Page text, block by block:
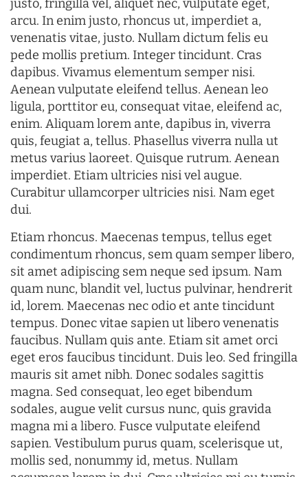
justo, fringilla vel, aliquet nec, vulputate eget,
arcu. In enim justo, rhoncus ut, imperdiet a,
venenatis vitae, justo. Nullam dictum felis eu
pede mollis pretium. Integer tincidunt. Cras
dapibus. Vivamus elementum semper nisi.
Aenean vulputate eleifend tellus. Aenean leo
ligula, porttitor eu, consequat vitae, eleifend ac,
enim. Aliquam lorem ante, dapibus in, viverra
quis, feugiat a, tellus. Phasellus viverra nulla ut
metus varius laoreet. Quisque rutrum. Aenean
imperdiet. Etiam ultricies nisi vel augue.
Curabitur ullamcorper ultricies nisi. Nam eget
dui.
Etiam rhoncus. Maecenas tempus, tellus eget
condimentum rhoncus, sem quam semper libero,
sit amet adipiscing sem neque sed ipsum. Nam
quam nunc, blandit vel, luctus pulvinar, hendrerit
id, lorem. Maecenas nec odio et ante tincidunt
tempus. Donec vitae sapien ut libero venenatis
faucibus. Nullam quis ante. Etiam sit amet orci
eget eros faucibus tincidunt. Duis leo. Sed fringilla
mauris sit amet nibh. Donec sodales sagittis
magna. Sed consequat, leo eget bibendum
sodales, augue velit cursus nunc, quis gravida
magna mi a libero. Fusce vulputate eleifend
sapien. Vestibulum purus quam, scelerisque ut,
mollis sed, nonummy id, metus. Nullam